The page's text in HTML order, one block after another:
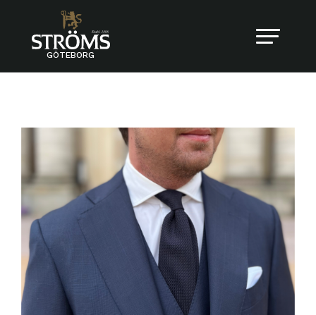
GÖTEBORG